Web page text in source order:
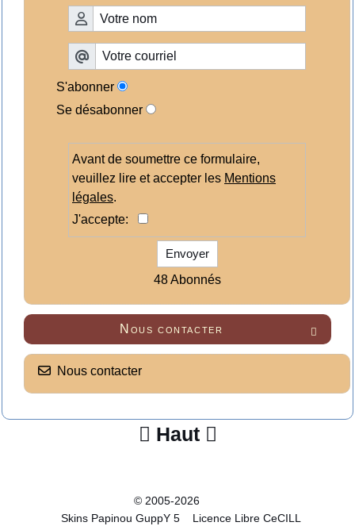
S'abonner
Se désabonner
Avant de soumettre ce formulaire,
veuillez lire et accepter les Mentions
légales.
J'accepte:
Envoyer
48 Abonnés

Nous contacter
Nous contacter
 Haut 
© 2005-2026
Skins Papinou GuppY 5
Licence Libre CeCILL